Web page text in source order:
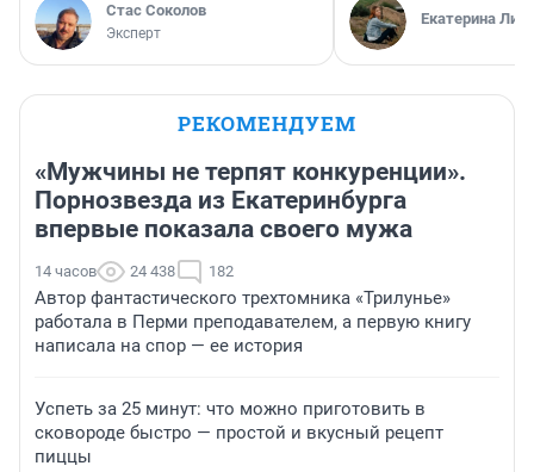
Стас Соколов
Эксперт
Екатерина
РЕКОМЕНДУЕМ
«Мужчины не терпят конкуренции».
Порнозвезда из Екатеринбурга
впервые показала своего мужа
14 часов 24 438 182
Автор фантастического трехтомника «Трилунье»
работала в Перми преподавателем, а первую книгу
написала на спор — ее история
Успеть за 25 минут: что можно приготовить в
сковороде быстро — простой и вкусный рецепт
пиццы